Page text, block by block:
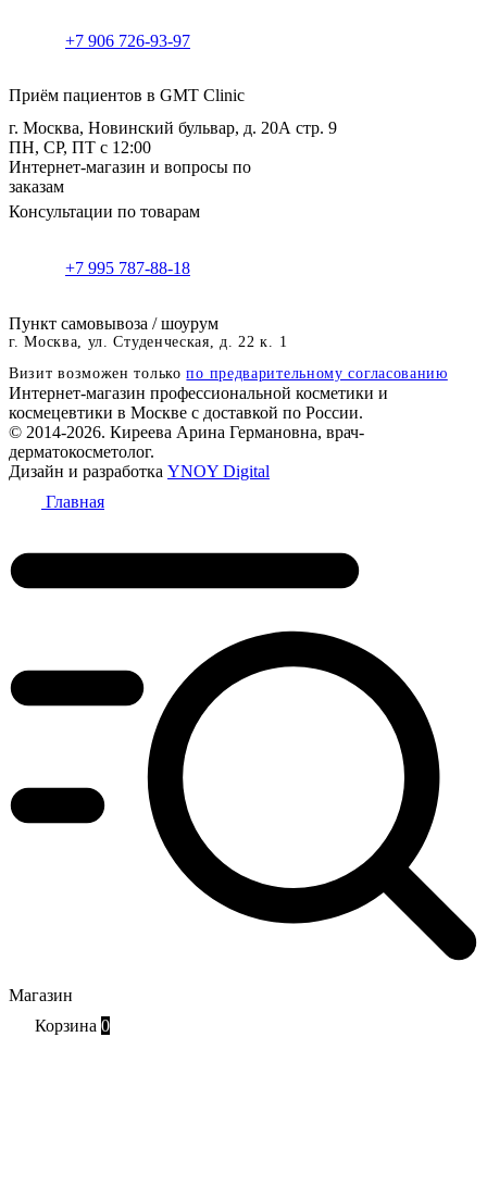
+7 906 726-93-97
Приём пациентов в GMT Clinic
г. Москва, Новинский бульвар, д. 20А стр. 9
ПН, СР, ПТ с 12:00
Интернет-магазин и вопросы по
заказам
Консультации по товарам
+7 995 787-88-18
Пункт самовывоза / шоурум
г. Москва, ул. Студенческая, д. 22 к. 1
Визит возможен толькопо предварительному согласованию
Интернет-магазин профессиональной косметики и
космецевтики в Москве с доставкой по России.
© 2014-2026. Киреева Арина Германовна, врач-
дерматокосметолог.
Дизайн и разработка YNOY Digital
Главная
Магазин
Корзина 0